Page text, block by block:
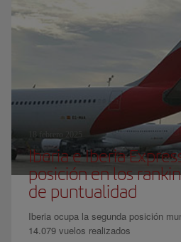
18 febrero 2025
Iberia e Iberia
posición en los
de puntualidad
Iberia ocupa la segunda posición
14.079 vuelos realizados